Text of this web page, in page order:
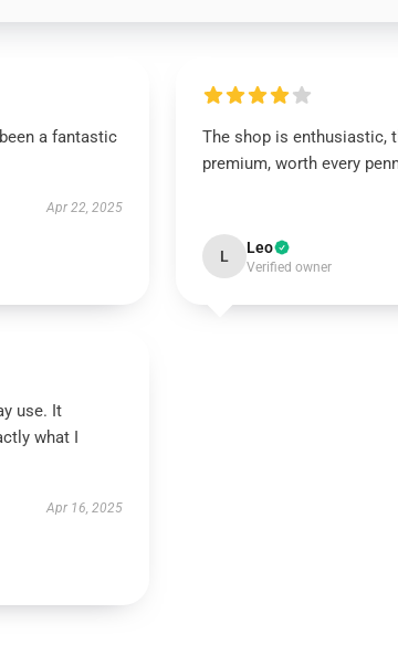
a fantastic
Apr 22, 2025
The shop is enthusiastic,
premium, worth every
L Leo
Verified owner
use. It
what I
Apr 16, 2025